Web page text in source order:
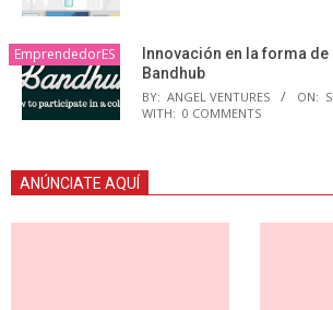
EmprendedorES
Innovación en la forma
Bandhub
BY: ANGEL VENTURES ON:
WITH: 0 COMMENTS
ANÚNCIATE AQUÍ